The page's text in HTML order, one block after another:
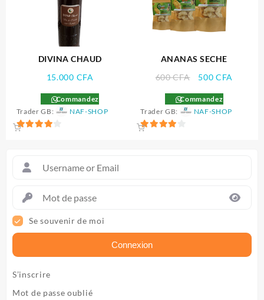
Se souvenir de moi
Connexion
S’inscrire
Mot de passe oublié
DIVINA CHAUD
15.000 CFA
Commandez
Trader GB:
NAF-SHOP
ANANAS SECHE
600CFA
Le
initial
était :
500 CFA
Commandez
Trader GB:
NAF-SHOP